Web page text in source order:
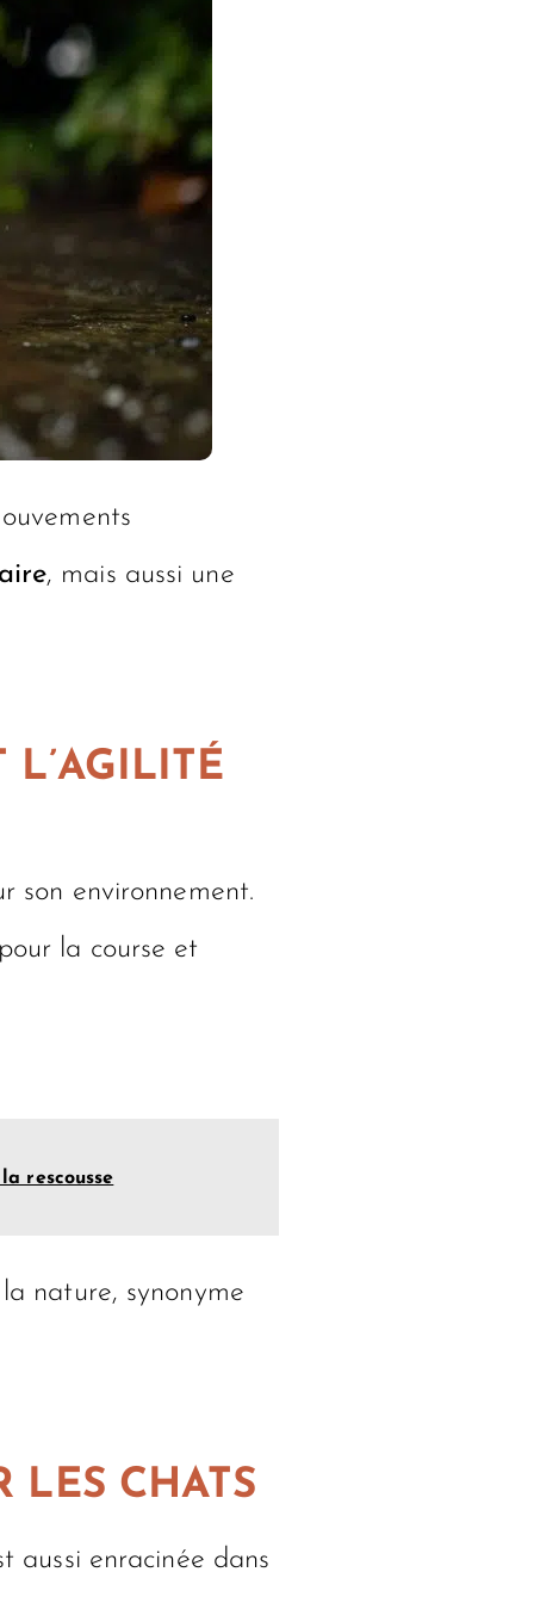
, mais aussi une
son environnement.
la course et
rescousse
nature, synonyme
LES CHATS
aussi enracinée dans